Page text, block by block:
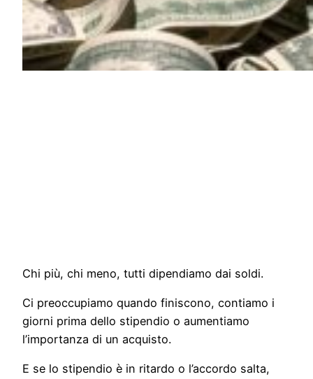
Chi più, chi meno, tutti dipendiamo dai soldi.
Ci preoccupiamo quando finiscono, contiamo i
giorni prima dello stipendio o aumentiamo
l’importanza di un acquisto.
E se lo stipendio è in ritardo o l’accordo salta,